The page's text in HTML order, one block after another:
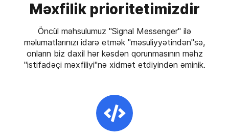
Məxfilik prioritetimizdir
Öncül məhsulumuz "Signal Messenger" ilə
məlumatlarınızı idarə etmək "məsuliyyətindən"sə,
onların biz daxil hər kəsdən qorunmasının məhz
"istifadəçi məxfiliyi"nə xidmət etdiyindən əminik.